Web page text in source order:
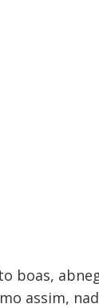
boas,
assim,